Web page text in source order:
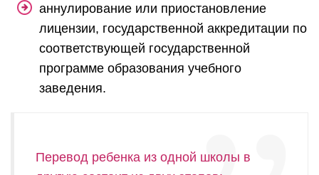
аннулирование или приостановление
лицензии, государственной аккредитации по
соответствующей государственной
программе образования учебного
заведения.
Перевод ребенка из одной школы в